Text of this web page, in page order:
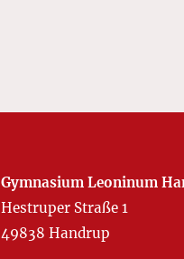
Gymnasium Leoninum
Hestruper Straße 1
49838 Handrup